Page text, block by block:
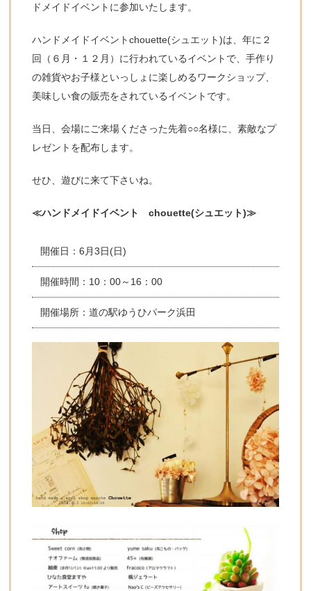
ドメイドイベントに参加いたします。
ハンドメイドイベントchouette(シュエット)は、年に２
回（６月・１２月）に行われているイベントで、手作り
の雑貨やお子様といっしょに楽しめるワークショップ、
美味しい食の販売をされているイベントです。
当日、会場にご来場くださった先着○○名様に、素敵なプ
レゼントを配布します。
せひ、遊びに来て下さいね。
≪ハンドメイドイベント chouette(シュエット)≫
開催日：6月3日(日)
開催時間：10：00～16：00
開催場所：道の駅ゆうひパーク浜田